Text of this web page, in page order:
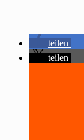
teilen
teilen